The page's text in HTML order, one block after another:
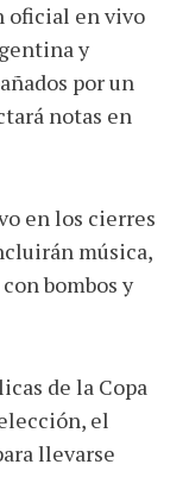
oficial en vivo
y
por un
notas en
en los cierres
música,
bombos y
de la Copa
el
llevarse